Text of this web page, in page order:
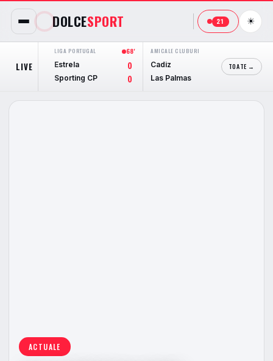
DOLCESPORT 21 ☀
LIVE
LIGA PORTUGAL
68'
Estrela
0
Sporting CP 0
AMICALE CLUBURI
Cadiz
1
Las Palmas
Genoa
TOATE →
ACTUALE